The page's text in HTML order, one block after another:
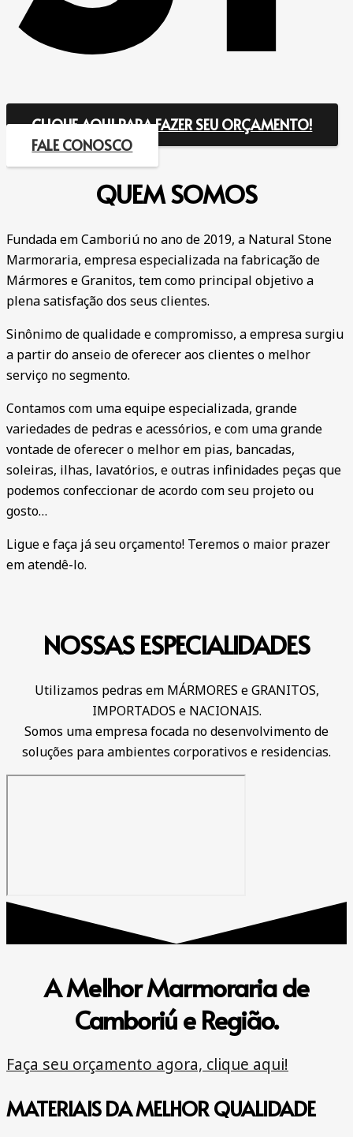
CLIQUE AQUI PARA FAZER SEU ORÇAMENTO!
FALE CONOSCO
QUEMSOMOS
Fundada em Camboriú no ano de 2019, a Natural Stone
Marmoraria, empresa especializada na fabricação de
Mármores e Granitos, tem como principal objetivo a
plena satisfação dos seus clientes.
Sinônimo de qualidade e compromisso, a empresa surgiu
a partir do anseio de oferecer aos clientes o melhor
serviço no segmento.
Contamos com uma equipe especializada, grande
variedades de pedras e acessórios, e com uma grande
vontade de oferecer o melhor em pias, bancadas,
soleiras, ilhas, lavatórios, e outras infinidades peças que
podemos confeccionar de acordo com seu projeto ou
gosto…
Ligue e faça já seu orçamento! Teremos o maior prazer
em atendê-lo.
NOSSASESPECIALIDADES
Utilizamos pedras em MÁRMORES e GRANITOS,
IMPORTADOS e NACIONAIS.
Somos uma empresa focada no desenvolvimento de
soluções para ambientes corporativos e residencias.
A Melhor Marmoraria de
Camboriú e Região.
Faça seu orçamento agora, clique aqui!
MATERIAIS DA MELHOR QUALIDADE